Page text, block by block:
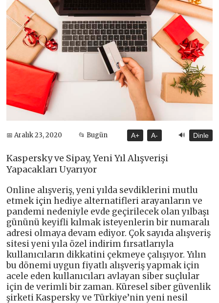
📅 Aralık 23, 2020 📂 Bugün A+ A- 🔊 Dinle
Kaspersky ve Sipay, Yeni Yıl Alışverişi
Yapacakları Uyarıyor
Online alışveriş, yeni yılda sevdiklerini mutlu
etmek için hediye alternatifleri arayanların ve
pandemi nedeniyle evde geçirilecek olan yılbaşı
gününü keyifli kılmak isteyenlerin bir numaralı
adresi olmaya devam ediyor. Çok sayıda alışveriş
sitesi yeni yıla özel indirim fırsatlarıyla
kullanıcıların dikkatini çekmeye çalışıyor. Yılın
bu dönemi uygun fiyatlı alışveriş yapmak için
acele eden kullanıcıları avlayan siber suçlular
için de verimli bir zaman. Küresel siber güvenlik
şirketi Kaspersky ve Türkiye’nin yeni nesil